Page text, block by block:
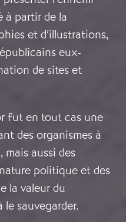
à partir de la
et d’illustrations,
eux-
de sites et
fut en tout cas une
des organismes à
aussi des
politique et des
la valeur du
le sauvegarder.